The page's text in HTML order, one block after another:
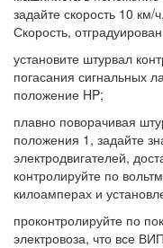
задайте скорость 10 км/
Скорость,
установите штурвал
погасания сигнальных
положение HP;
плавно поворачивая
положения 1, задайте
электродвигателей,
контролируйте по
килоамперах и
проконтролируйте по
электровоза, что все